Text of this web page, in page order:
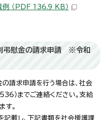
（PDF 136.9 KB）
弔慰金の請求申請 ※令和
請求申請を行う場合は、社会
）までご連絡ください。支給
す。
記載し、下記書類を社会援護課